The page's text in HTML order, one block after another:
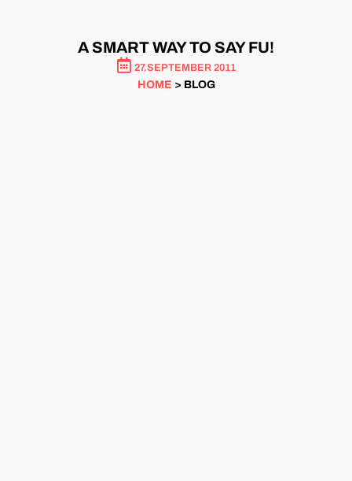
A SMART WAY TO SAY FU!
27.SEPTEMBER 2011
HOME > BLOG